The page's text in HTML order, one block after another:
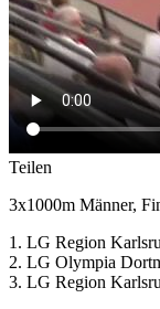
Teilen
3x1000m Männer,
1. LG Region
2. LG Olympia
3. LG Region